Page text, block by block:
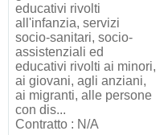
educativi rivolti
all'infanzia, servizi
socio-sanitari, socio-
assistenziali ed
educativi rivolti ai minori,
ai giovani, agli anziani,
ai migranti, alle persone
con dis...
Contratto : N/A